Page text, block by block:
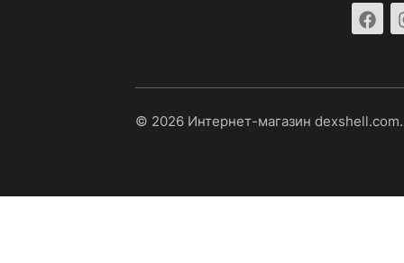
© 2026 Интернет-магазин